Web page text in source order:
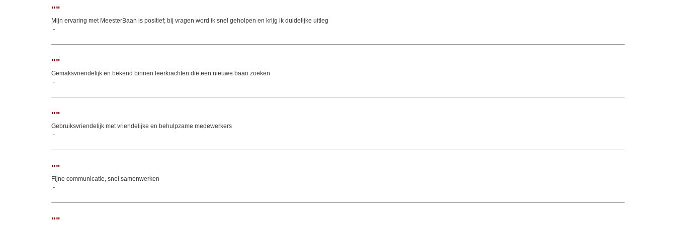
""
Mijn ervaring met MeesterBaan is positief; bij vragen word ik snel geholpen en krijg ik duidelijke uitleg
-
""
Gemaksvriendelijk en bekend binnen leerkrachten die een nieuwe baan zoeken
-
""
Gebruiksvriendelijk met vriendelijke en behulpzame medewerkers
-
""
Fijne communicatie, snel samenwerken
-
""